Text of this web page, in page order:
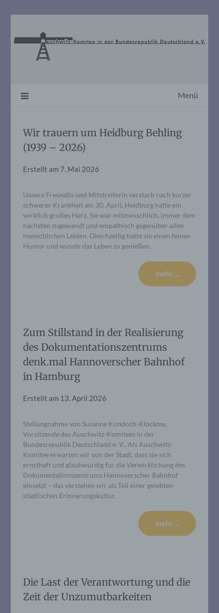
Menü
Wir trauern um Heidburg Behling
(1939 – 2026)
Erstellt am 7. Mai 2026
Unsere Freundin und Mitstreiterin verstarb nach kurzer
schwerer Krankheit am 30. April. Heidburg hatte ein
wirklich großes Herz. Sie war mitmenschlich, immer dem
nächsten zugewandt und empathisch gegenüber allen
menschlichen Leiden. Gleichzeitig hatte sie einen feinen
Humor und wusste das Leben zu genießen.
mehr ...
Zum Stillstand in der Realisierung
des Dokumentationszentrums
denk.mal Hannoverscher Bahnhof
in Hamburg
Erstellt am 13. April 2026
Stellungnahme von Susanne Kondoch-Klockow,
Vorsitzende des Auschwitz-Komitees in der
Bundesrepublik Deutschland e. V.. Als Auschwitz-
Komitee erwarten wir von der Stadt, dass sie sich
ernsthaft und glaubwürdig für die Verwirklichung des
Dokumentationszentrums Hannoverscher Bahnhof
einsetzt – das verstehen wir als Teil einer gelebten
städtischen Erinnerungskultur.
mehr ...
Die Last der Verantwortung und die
Zeit der Unzumutbarkeiten